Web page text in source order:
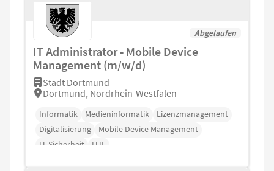
Abgelaufen
IT Administrator - Mobile Device
Management (m/w/d)
Stadt Dortmund
Dortmund, Nordrhein-Westfalen
Informatik Medieninformatik
Lizenzmanagement
Digitalisierung
Mobile Device Management
IT-Sicherheit
ITIL